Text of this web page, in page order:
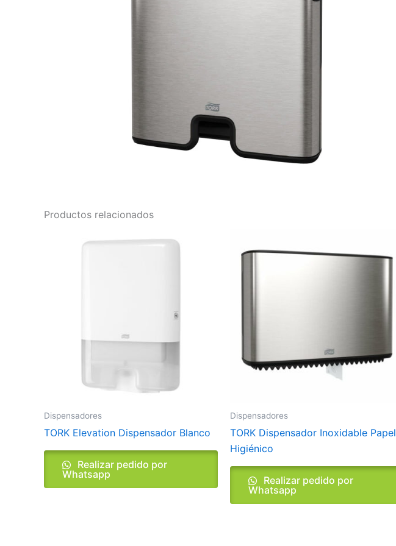
Productos relacionados
Dispensadores
TORK Elevation Dispensador Blanco
Realizar pedido por
Whatsapp
Dispensadores
TORK Dispensador Inoxidable Papel
Higiénico
Realizar pedido por
Whatsapp